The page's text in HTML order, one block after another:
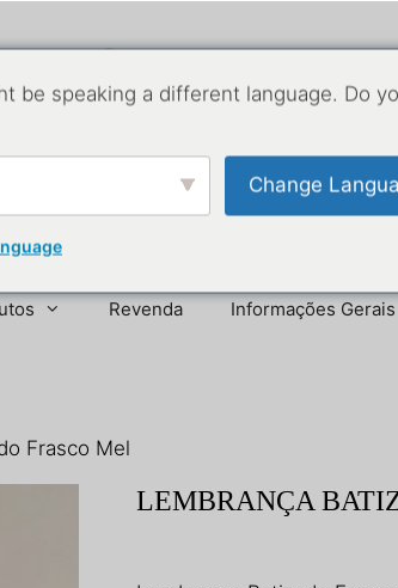
Revenda Informações Gerais
Frasco Mel
LEMBRANÇA
be speaking a different language. Do
Change